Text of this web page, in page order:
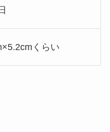
くらい